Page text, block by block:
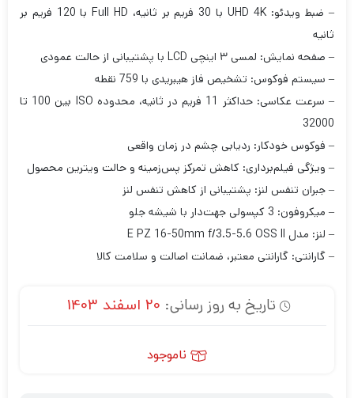
– ضبط ویدئو: UHD 4K با 30 فریم بر ثانیه، Full HD با 120 فریم بر
ثانیه
– صفحه نمایش: لمسی ۳ اینچی LCD با پشتیبانی از حالت عمودی
– سیستم فوکوس: تشخیص فاز هیبریدی با 759 نقطه
– سرعت عکاسی: حداکثر 11 فریم در ثانیه، محدوده ISO بین 100 تا
32000
– فوکوس خودکار: ردیابی چشم در زمان واقعی
– ویژگی فیلم‌برداری: کاهش تمرکز پس‌زمینه و حالت ویترین محصول
– جبران تنفس لنز: پشتیبانی از کاهش تنفس لنز
– میکروفون: 3 کپسولی جهت‌دار با شیشه جلو
– لنز: مدل E PZ 16-50mm f/3.5-5.6 OSS II
– گارانتی: گارانتی معتبر، ضمانت اصالت و سلامت کالا
تاریخ به روز رسانی: 20 اسفند 1403
ناموجود